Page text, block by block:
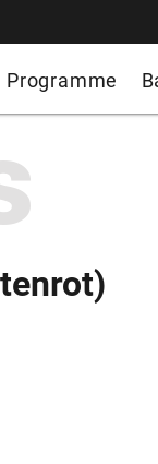
Programme